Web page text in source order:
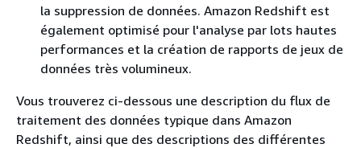
la suppression de données. Amazon Redshift est
également optimisé pour l'analyse par lots hautes
performances et la création de rapports de jeux de
données très volumineux.
Vous trouverez ci-dessous une description du flux de
traitement des données typique dans Amazon
Redshift, ainsi que des descriptions des différentes